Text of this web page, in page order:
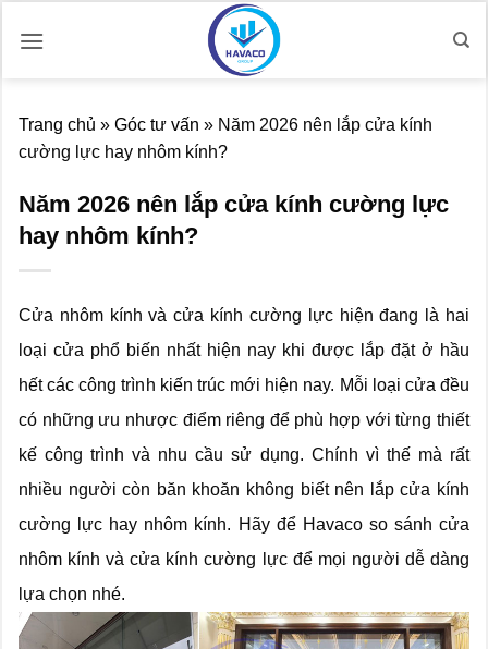
qua
Trang chủ » Góc tư vấn » Năm 2026 nên lắp cửa kính
cường lực hay nhôm kính?
Năm 2026 nên lắp cửa kính cường lực
hay nhôm kính?
Cửa nhôm kính và cửa kính cường lực hiện đang là hai
loại cửa phổ biến nhất hiện nay khi được lắp đặt ở hầu
hết các công trình kiến trúc mới hiện nay. Mỗi loại cửa đều
có những ưu nhược điểm riêng để phù hợp với từng thiết
kế công trình và nhu cầu sử dụng. Chính vì thế mà rất
nhiều người còn băn khoăn không biết nên lắp cửa kính
cường lực hay nhôm kính. Hãy để Havaco so sánh cửa
nhôm kính và cửa kính cường lực để mọi người dễ dàng
lựa chọn nhé.